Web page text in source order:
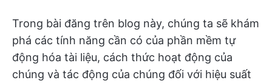
Trong bài đăng trên blog này, chúng ta sẽ khám
phá các tính năng cần có của phần mềm tự
động hóa tài liệu, cách thức hoạt động của
chúng và tác động của chúng đối với hiệu suất